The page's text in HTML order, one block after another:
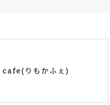
りもかふぇ)